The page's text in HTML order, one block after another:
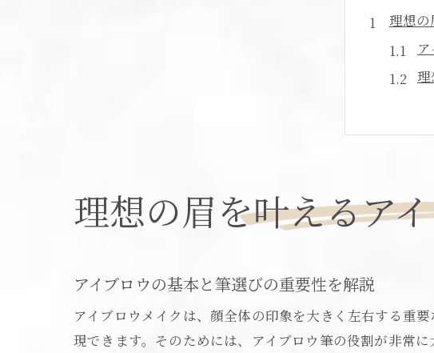
理想
名
口
理想の眉を叶えるア
アイブロウの基本と筆選びの重要性を解説
アイブロウメイクは、顔全体の印象を大きく左右する重
現できます。そのためには、アイブロウ筆の役割が非常